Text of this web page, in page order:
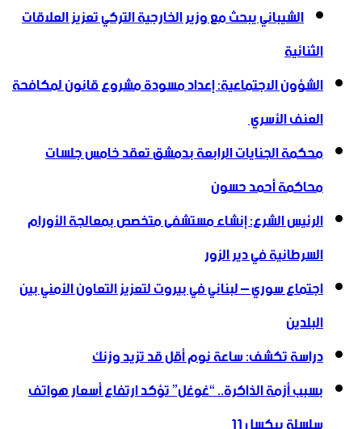
أخبار عاجلة الشيباني يبحث مع وزير الخارجية التركي تعزيز العلاقات
الثنائية
الشؤون الاجتماعية: إعداد مسودة مشروع قانون لمكافحة
العنف الأسري ‏
محكمة الجنايات الرابعة بدمشق تعقد خامس جلسات
محاكمة أحمد حسون
الرئيس الشرع: إنشاء ‌‏مستشفى متخصص بمعالجة الأورام
السرطانية في دير الزور
اجتماع سوري – لبناني في بيروت لتعزيز التعاون ‏الأمني ‏بين
البلدين
دراسة تكشف: ساعة نوم أقل قد تزيد وزنك
بسبب أزمة الذاكرة.. “غوغل” تؤكد ارتفاع أسعار هواتف